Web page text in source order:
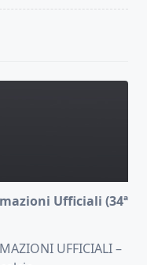
Ufficiali (34ª
UFFICIALI –